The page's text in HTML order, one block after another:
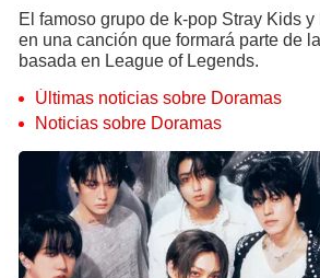
El famoso grupo de k-pop Stray Kids
en una canción que formará parte de
basada en League of Legends.
Últimas noticias sobre Doramas
Noticias sobre Doramas